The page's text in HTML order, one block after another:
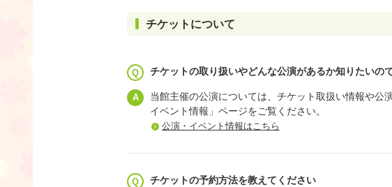
チケットについて
チケットの取り扱いやどんな公演があるか知りたいの
当館主催の公演については、チケット取扱い情報や
イベント情報」ページをご覧ください。
公演・イベント情報はこちら
チケットの予約方法を教えてください